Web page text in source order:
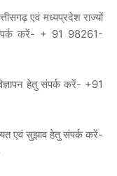
एवं मध्यप्रदेश राज्यों
करें- + 91 98261-
हेतु संपर्क करें- +91
एवं सुझाव हेतु संपर्क करें-